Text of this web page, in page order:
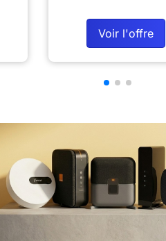
Voir l'offre